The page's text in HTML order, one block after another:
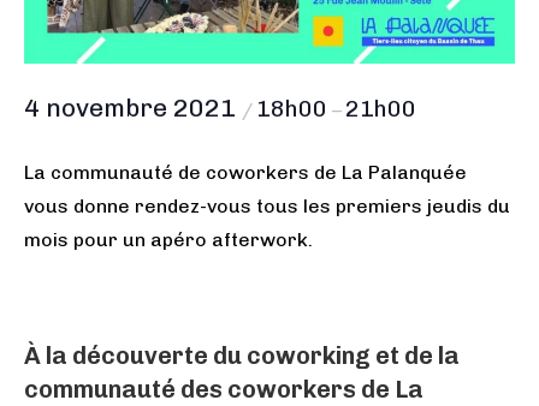
4 novembre 2021 / 18h00 – 21h00
La communauté de coworkers de La Palanquée
vous donne rendez-vous tous les premiers jeudis du
mois pour un apéro afterwork.
À la découverte du coworking et de la
communauté des coworkers de La